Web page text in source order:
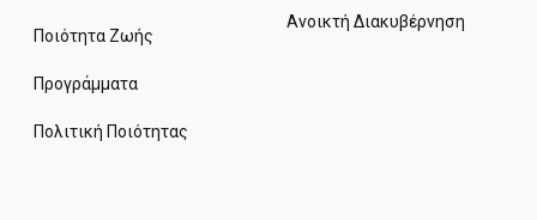
Ποιότητα Ζωής
Προγράμματα
Πολιτική Ποιότητας
Ανοικτή Διακυβέρνηση